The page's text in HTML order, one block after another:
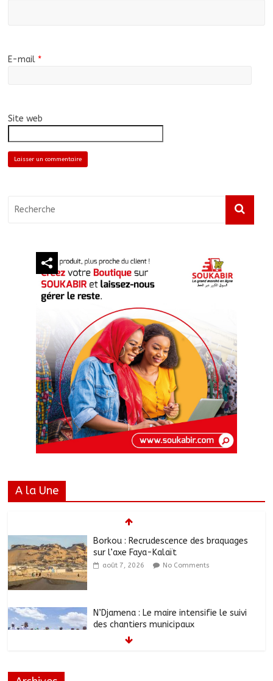
E-mail *
Site web
A la Une
Borkou : Recrudescence des braquages
sur l’axe Faya-Kalaït
août 7, 2026 No Comments
N’Djamena : Le maire intensifie le suivi
des chantiers municipaux
août 7, 2026